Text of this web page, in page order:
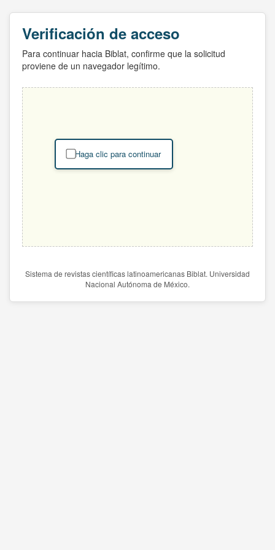
Verificación de acceso
Para continuar hacia Biblat, confirme que la solicitud
proviene de un navegador legítimo.
Haga clic para continuar
Sistema de revistas científicas latinoamericanas Biblat. Universidad
Nacional Autónoma de México.